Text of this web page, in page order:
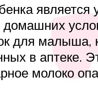
является
домашних
для
в аптеке.
молоко